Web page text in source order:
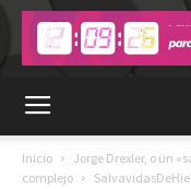
Inicio
Jorge Drexler, o un
complejo